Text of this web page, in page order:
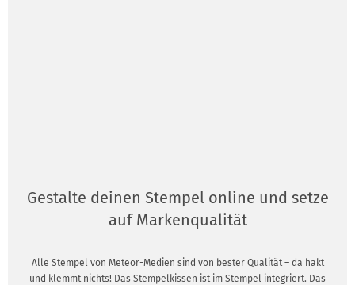
Gestalte deinen Stempel online und setze
auf Markenqualität
Alle Stempel von Meteor-Medien sind von bester Qualität – da hakt
und klemmt nichts! Das Stempelkissen ist im Stempel integriert. Das